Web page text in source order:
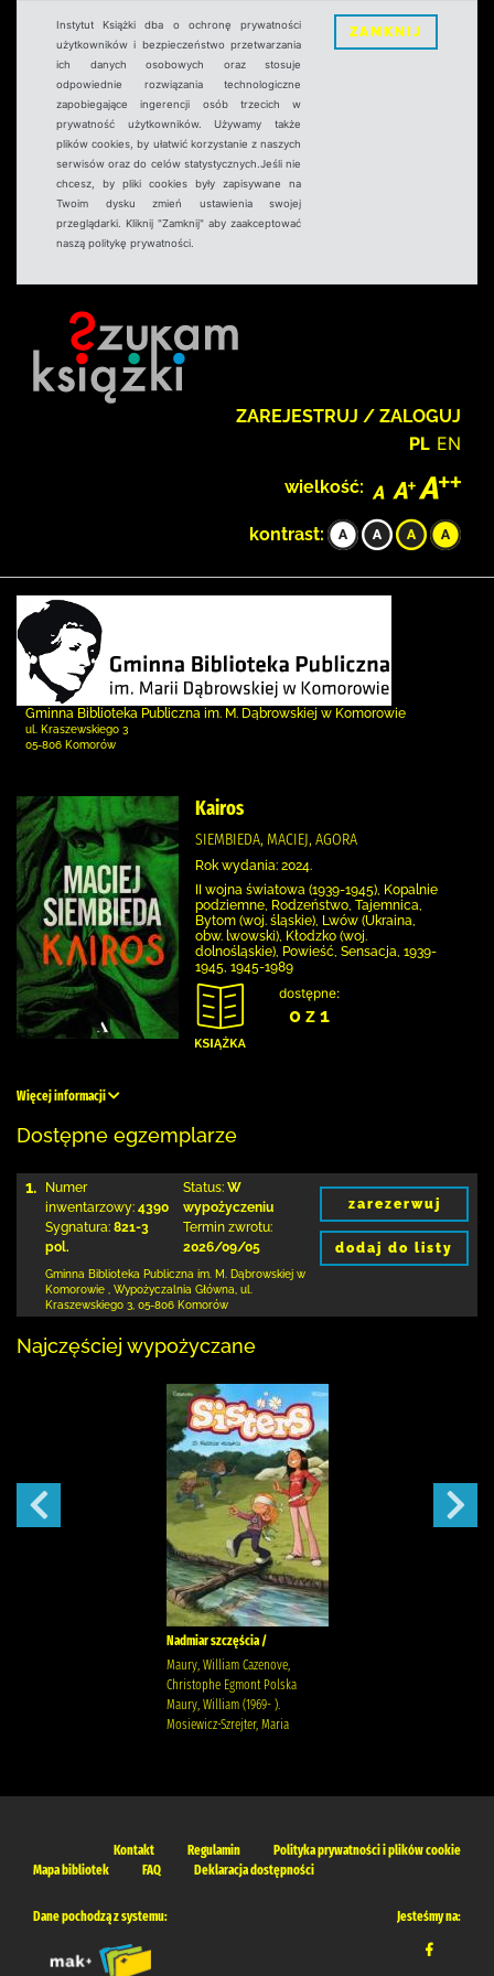
Instytut Książki dba o ochronę prywatności
użytkowników i bezpieczeństwo przetwarzania
ich danych osobowych oraz stosuje
odpowiednie rozwiązania technologiczne
zapobiegające ingerencji osób trzecich w
prywatność użytkowników. Używamy także
plików cookies, by ułatwić korzystanie z naszych
serwisów oraz do celów statystycznych.Jeśli nie
chcesz, by pliki cookies były zapisywane na
Twoim dysku zmień ustawienia swojej
przeglądarki. Kliknij "Zamknij" aby zaakceptować
naszą politykę prywatności.
ZAMKNIJ
ZAREJESTRUJ / ZALOGUJ
PL EN
wielkość:
kontrast:
Gminna Biblioteka Publiczna im. M. Dąbrowskiej w Komorowie
ul. Kraszewskiego 3
05-806 Komorów
Kairos
SIEMBIEDA, MACIEJ, AGORA
Rok wydania: 2024.
II wojna światowa (1939-1945), Kopalnie
podziemne, Rodzeństwo, Tajemnica,
Bytom (woj. śląskie), Lwów (Ukraina,
obw. lwowski), Kłodzko (woj.
dolnośląskie), Powieść, Sensacja, 1939-
1945, 1945-1989
dostępne:
0 z 1
Więcej informacji
Dostępne egzemplarze
1.
Numer
inwentarzowy: 4390
Sygnatura: 821-3
pol.
Status: W
wypożyczeniu
Termin zwrotu:
2026/09/05
Gminna Biblioteka Publiczna im. M. Dąbrowskiej w
Komorowie
Wypożyczalnia Główna, ul.
Kraszewskiego 3 05-806 Komorów
zarezerwuj
dodaj do listy
Najczęściej wypożyczane
Nadmiar szczęścia /
Maury, William Cazenove,
Christophe Egmont Polska
Maury, William (1969- ).
Mosiewicz-Szrejter, Maria
Kontakt Regulamin
Polityka prywatności i plików cookie
Mapa bibliotek
FAQ Deklaracja dostępności
Dane pochodzą z systemu: Jesteśmy na: